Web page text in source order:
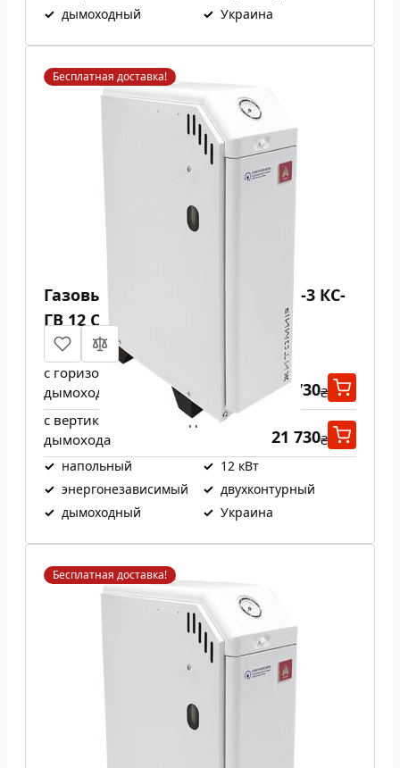
✓ дымоходный ✓ Украина
Бесплатная доставка!
Газовый котел Атем Житомир-3 КС-
ГВ 12 СН
с горизонтальным выходом
дымохода
21 730₴
с вертикальным выходом
дымохода
21 730₴
✓ напольный ✓ 12 кВт
✓ энергонезависимый ✓ двухконтурный
✓ дымоходный ✓ Украина
Бесплатная доставка!